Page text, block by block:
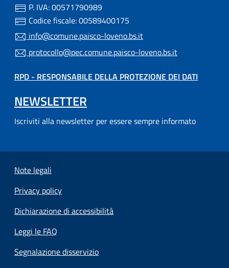
P. IVA: 00571790989
Codice fiscale: 00589400175
info@comune.paisco-loveno.bs.it
protocollo@pec.comune.paisco-loveno.bs.it
RPD - RESPONSABILE DELLA PROTEZIONE DEI DATI
NEWSLETTER
Iscriviti alla newsletter per essere sempre informato
Note legali
Privacy policy
Dichiarazione di accessibilità
Leggi le FAQ
Segnalazione disservizio